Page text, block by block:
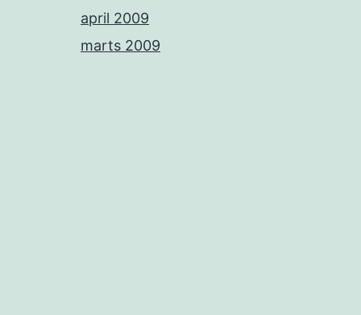
april 2009
marts 2009